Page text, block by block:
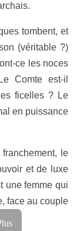
tombent, et
(véritable ?)
ce les noces
Comte est-il
ficelles ? Le
en puissance
le
et de luxe
une femme qui
face au couple